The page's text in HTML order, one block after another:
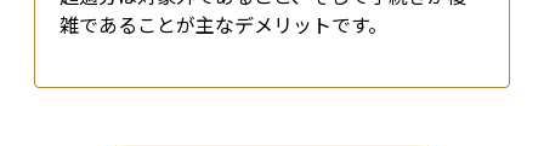
雑であることが主なデメリットです。